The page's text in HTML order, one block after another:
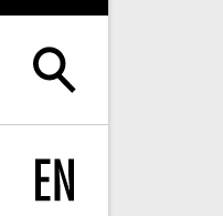
rozwiń wyszukiwarkę
Change language to EN